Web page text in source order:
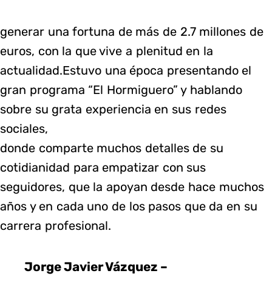
generar una fortuna de más de 2.7 millones de
euros, con la que vive a plenitud en la
actualidad.Estuvo una época presentando el
gran programa “El Hormiguero” y hablando
sobre su grata experiencia en sus redes
sociales,
donde comparte muchos detalles de su
cotidianidad para empatizar con sus
seguidores, que la apoyan desde hace muchos
años y en cada uno de los pasos que da en su
carrera profesional.
Jorge Javier Vázquez –